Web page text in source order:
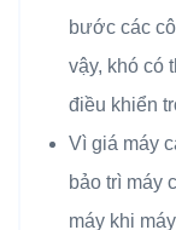
bước các
vậy, khó có
điều khiển
Vì giá máy
bảo trì máy
máy khi